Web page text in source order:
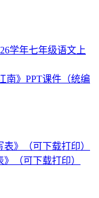
学年七年级语文上
南》PPT课件（统编
（可下载打印）